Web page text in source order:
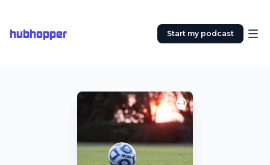
hubhopper Start my podcast